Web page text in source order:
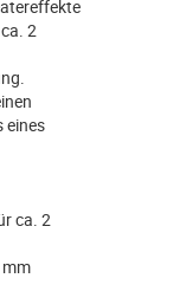
2
eines
ca. 2